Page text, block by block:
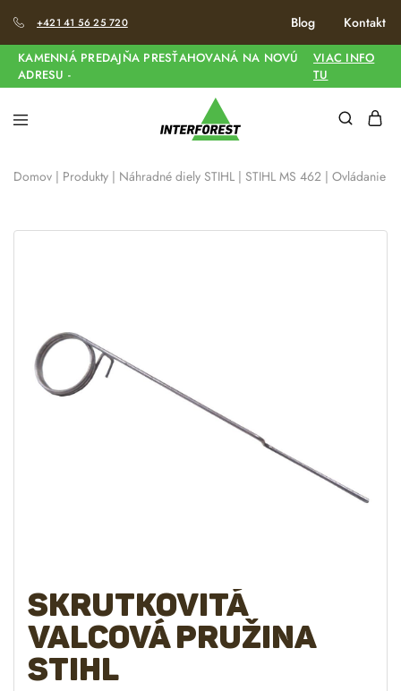
+421 41 56 25 720 Blog Kontakt
KAMENNÁ PREDAJŇA PRESŤAHOVANÁ NA NOVÚ
ADRESU -
VIAC INFO
TU
Domov | Produkty | Náhradné diely STIHL | STIHL MS 462 | Ovládanie
Skrutkovitá
valcová pružina
STIHL